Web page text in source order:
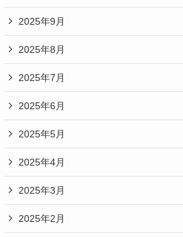
2025年9月
2025年8月
2025年7月
2025年6月
2025年5月
2025年4月
2025年3月
2025年2月